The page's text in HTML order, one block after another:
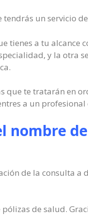
un servicio
tienes a tu alcance
y la otra
que te tratarán en
a un
nombre
de la consulta a
de salud.